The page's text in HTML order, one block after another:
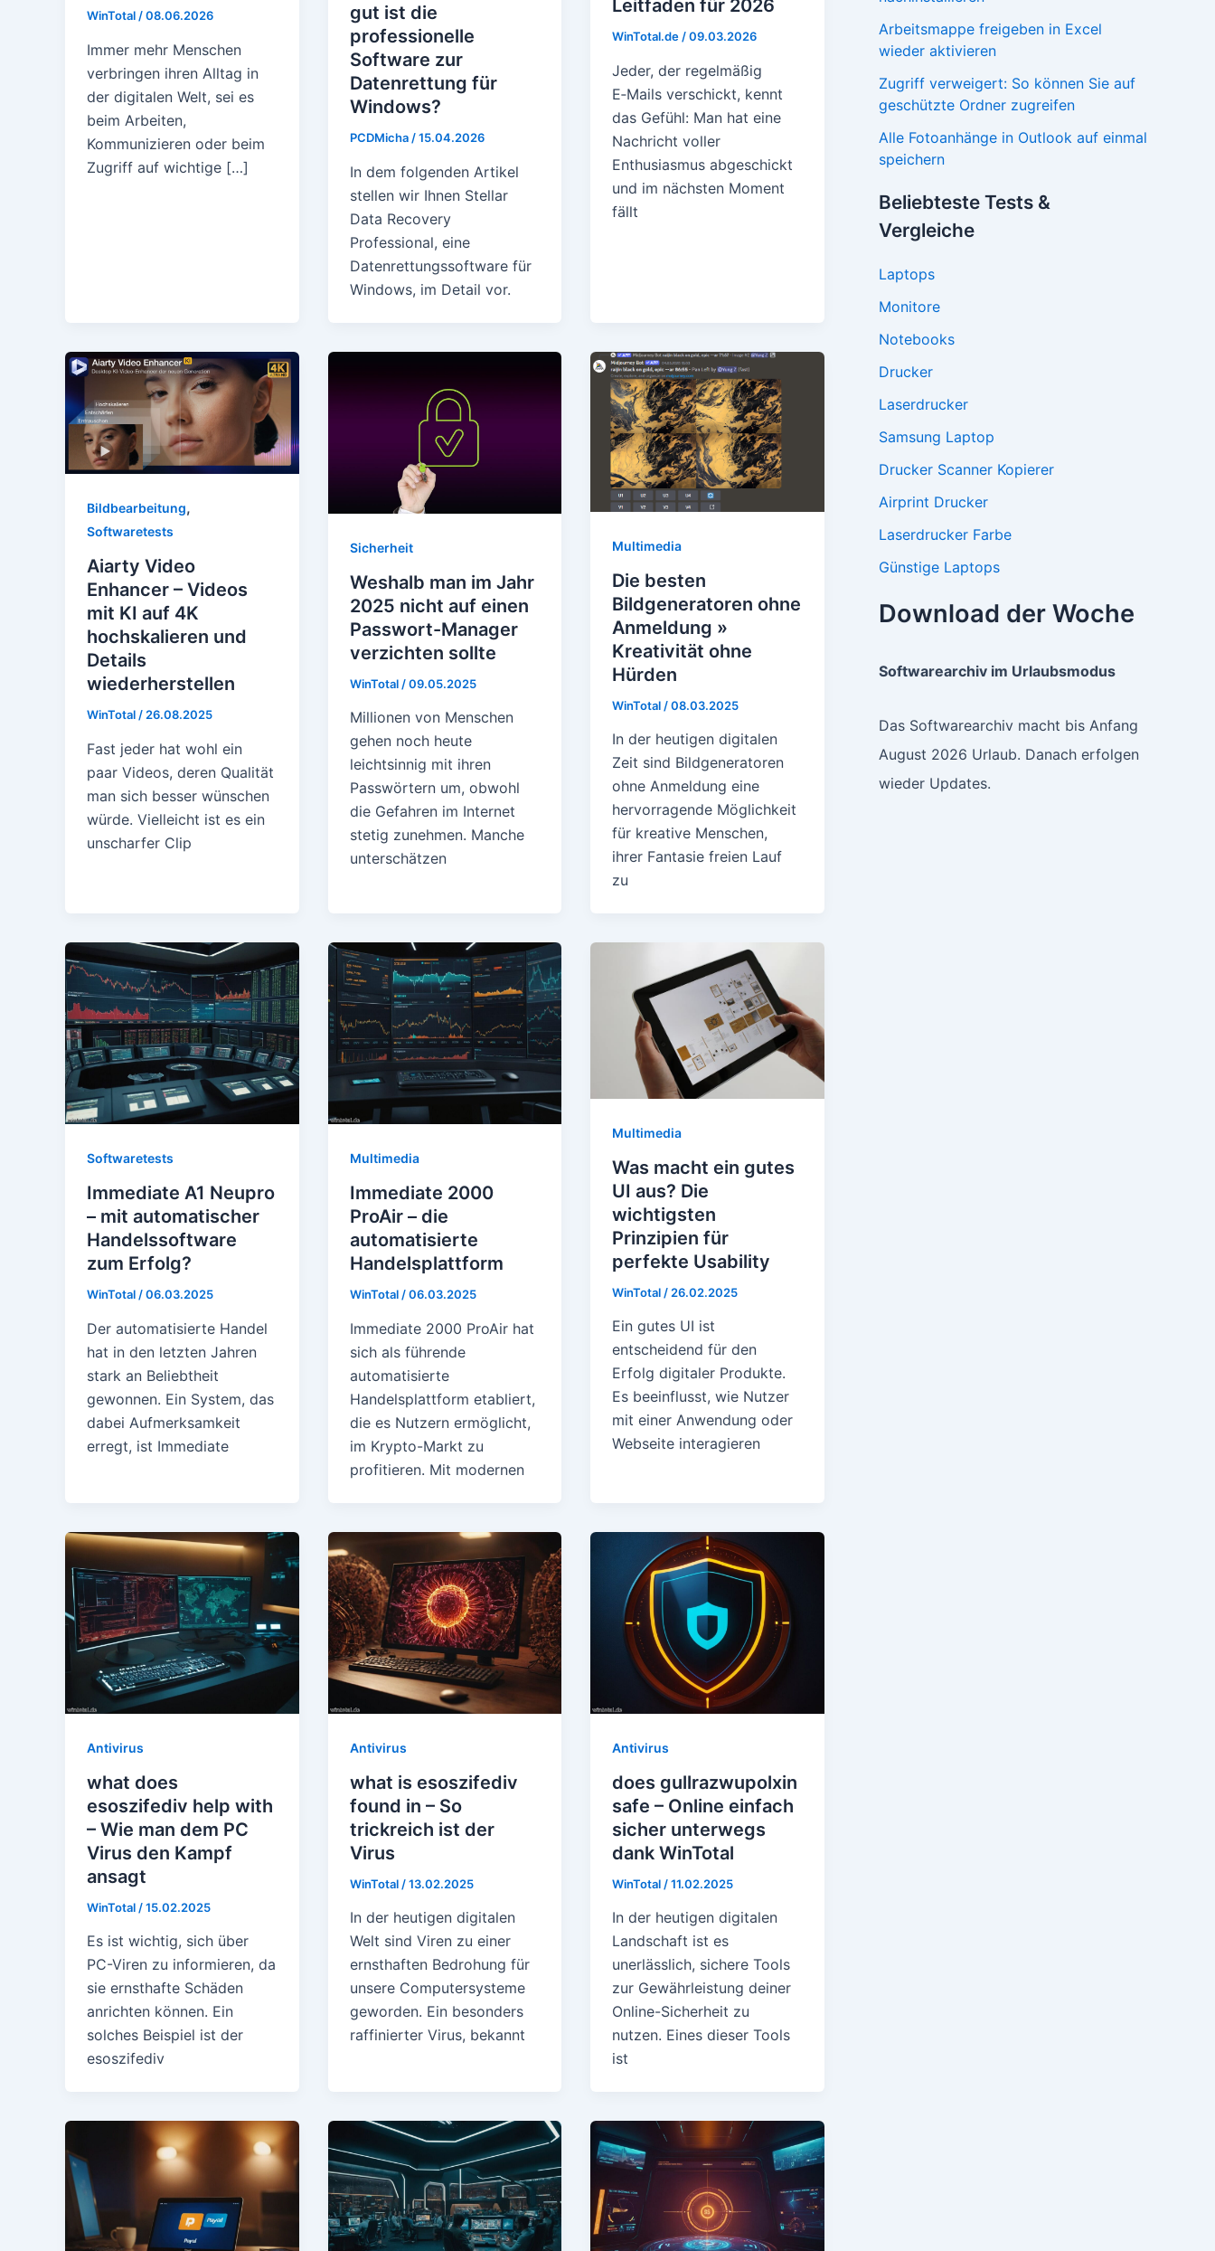
WinTotal /08.06.2026
Immer mehr Menschen
verbringen ihren Alltag in
der digitalen Welt, sei es
beim Arbeiten,
Kommunizieren oder beim
Zugriff auf wichtige […]
gut ist die
professionelle
Software zur
Datenrettung für
Windows?
PCDMicha/15.04.2026
In dem folgenden Artikel
stellen wir Ihnen Stellar
Data Recovery
Professional, eine
Datenrettungssoftware für
Windows, im Detail vor.
Leitfaden für 2026
WinTotal.de/09.03.2026
Jeder, der regelmäßig
E‑Mails verschickt, kennt
das Gefühl: Man hat eine
Nachricht voller
Enthusiasmus abgeschickt
und im nächsten Moment
fällt
Bildbearbeitung,
Softwaretests
Aiarty Video
Enhancer – Videos
mit KI auf 4K
hochskalieren und
Details
wiederherstellen
WinTotal / 26.08.2025
Fast jeder hat wohl ein
paar Videos, deren Qualität
man sich besser wünschen
würde. Vielleicht ist es ein
unscharfer Clip
Sicherheit
Weshalb man im Jahr
2025 nicht auf einen
Passwort-Manager
verzichten sollte
WinTotal /09.05.2025
Millionen von Menschen
gehen noch heute
leichtsinnig mit ihren
Passwörtern um, obwohl
die Gefahren im Internet
stetig zunehmen. Manche
unterschätzen
Multimedia
Die besten
Bildgeneratoren ohne
Anmeldung »
Kreativität ohne
Hürden
WinTotal /08.03.2025
In der heutigen digitalen
Zeit sind Bildgeneratoren
ohne Anmeldung eine
hervorragende Möglichkeit
für kreative Menschen,
ihrer Fantasie freien Lauf
zu
Softwaretests
Immediate A1 Neupro
– mit automatischer
Handelssoftware
zum Erfolg?
WinTotal/06.03.2025
Der automatisierte Handel
hat in den letzten Jahren
stark an Beliebtheit
gewonnen. Ein System, das
dabei Aufmerksamkeit
erregt, ist Immediate
Multimedia
Immediate 2000
ProAir – die
automatisierte
Handelsplattform
WinTotal/06.03.2025
Immediate 2000 ProAir hat
sich als führende
automatisierte
Handelsplattform etabliert,
die es Nutzern ermöglicht,
im Krypto-Markt zu
profitieren. Mit modernen
Multimedia
Was macht ein gutes
UI aus? Die
wichtigsten
Prinzipien für
perfekte Usability
WinTotal / 26.02.2025
Ein gutes UI ist
entscheidend für den
Erfolg digitaler Produkte.
Es beeinflusst, wie Nutzer
mit einer Anwendung oder
Webseite interagieren
Antivirus
what does
esoszifediv help with
– Wie man dem PC
Virus den Kampf
ansagt
WinTotal /15.02.2025
Es ist wichtig, sich über
PC-Viren zu informieren, da
sie ernsthafte Schäden
anrichten können. Ein
solches Beispiel ist der
esoszifediv
Antivirus
what is esoszifediv
found in – So
trickreich ist der
Virus
WinTotal /13.02.2025
In der heutigen digitalen
Welt sind Viren zu einer
ernsthaften Bedrohung für
unsere Computersysteme
geworden. Ein besonders
raffinierter Virus, bekannt
Antivirus
does gullrazwupolxin
safe – Online einfach
sicher unterwegs
dank WinTotal
WinTotal /11.02.2025
In der heutigen digitalen
Landschaft ist es
unerlässlich, sichere Tools
zur Gewährleistung deiner
Online-Sicherheit zu
nutzen. Eines dieser Tools
ist
Arbeitsmappe freigeben in Excel
wieder aktivieren
Zugriff verweigert: So können Sie auf
geschützte Ordner zugreifen
Alle Fotoanhänge in Outlook auf einmal
speichern
Beliebteste Tests &
Vergleiche
Laptops
Monitore
Notebooks
Drucker
Laserdrucker
Samsung Laptop
Drucker Scanner Kopierer
Airprint Drucker
Laserdrucker Farbe
Günstige Laptops
Download der Woche
Softwarearchiv im Urlaubsmodus
Das Softwarearchiv macht bis Anfang
August 2026 Urlaub. Danach erfolgen
wieder Updates.